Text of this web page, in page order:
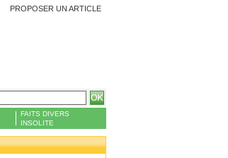
PROPOSER UN ARTICLE
FAITS DIVERS
INSOLITE